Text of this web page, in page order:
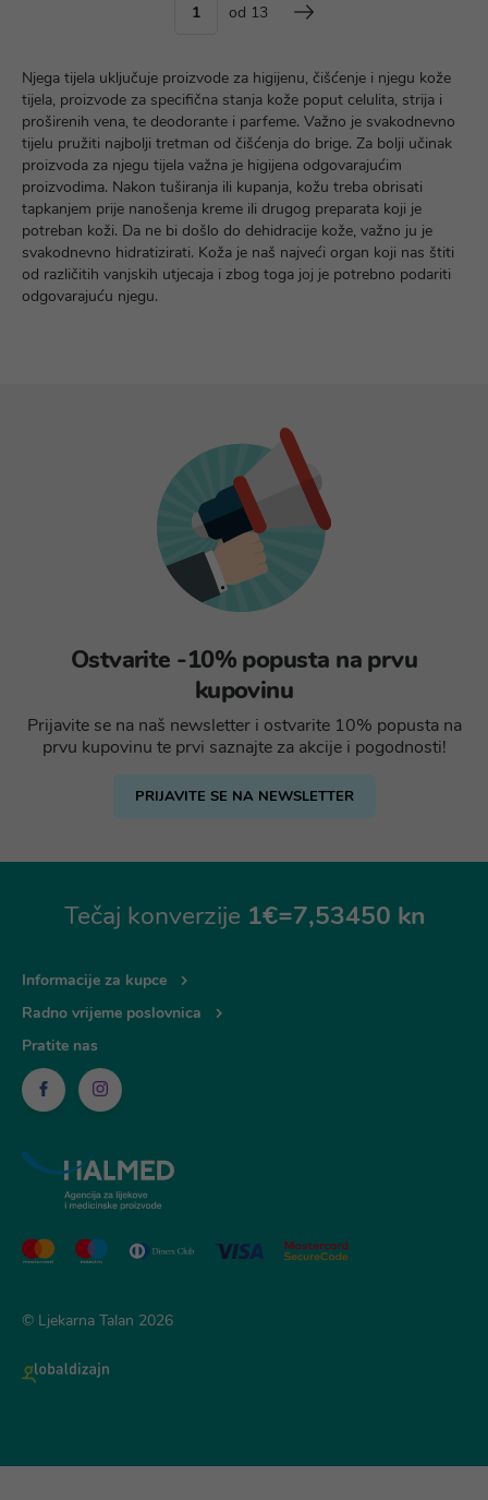
od 13
Njega tijela uključuje proizvode za higijenu, čišćenje i njegu kože
tijela, proizvode za specifična stanja kože poput celulita, strija i
proširenih vena, te deodorante i parfeme. Važno je svakodnevno
tijelu pružiti najbolji tretman od čišćenja do brige. Za bolji učinak
proizvoda za njegu tijela važna je higijena odgovarajućim
proizvodima. Nakon tuširanja ili kupanja, kožu treba obrisati
tapkanjem prije nanošenja kreme ili drugog preparata koji je
potreban koži. Da ne bi došlo do dehidracije kože, važno ju je
svakodnevno hidratizirati. Koža je naš najveći organ koji nas štiti
od različitih vanjskih utjecaja i zbog toga joj je potrebno podariti
odgovarajuću njegu.
Ostvarite -10% popusta na prvu
kupovinu
Prijavite se na naš newsletter i ostvarite 10% popusta na
prvu kupovinu te prvi saznajte za akcije i pogodnosti!
PRIJAVITE SE NA NEWSLETTER
Tečaj konverzije 1€=7,53450 kn
Informacije za kupce
Radno vrijeme poslovnica
Pratite nas
© Ljekarna Talan 2026